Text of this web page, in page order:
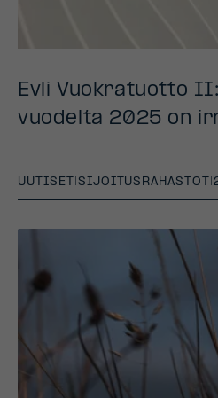
Evli Vuokratuotto
vuodelta 2025 on
UUTISET |SIJOITUSRAHASTOT |